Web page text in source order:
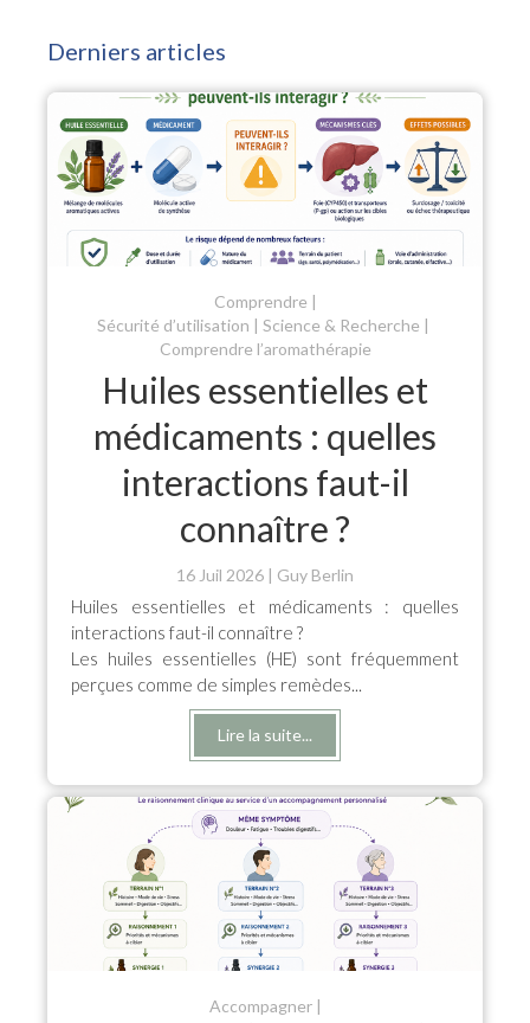
Derniers articles
Comprendre
Sécurité d’utilisation
Science & Recherche
Comprendre l’aromathérapie
Huiles essentielles et
médicaments : quelles
interactions faut-il
connaître ?
16 Juil 2026 Guy Berlin
Huiles essentielles et médicaments : quelles
interactions faut-il connaître ?
Les huiles essentielles (HE) sont fréquemment
perçues comme de simples remèdes...
Lire la suite...
Accompagner